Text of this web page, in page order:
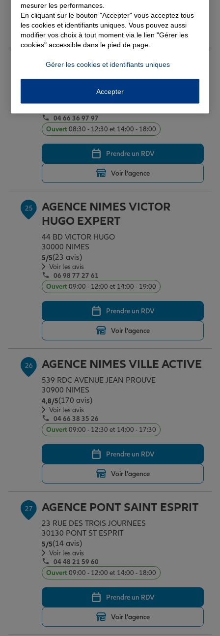
Voir l'agence
AGENCE NIMES POMPIDOU
35 AV FRANKLIN ROOSEVELT
30014 NIMES CEDEX 1
04 66 36 97 97
Ouvert08:30 - 12:30 et 14:00 - 18:00
Prendre un RDV
Voir l'agence
25
AGENCE NIMES VICTOR
HUGO EXPERT
44 BD VICTOR HUGO
30000 NIMES
5/5Note de 5 sur 5
(23 avis)
Voir les avis
06 98 77 27 61
Ouvert09:00 - 12:00 et 14:00 - 19:00
Prendre un RDV
Voir l'agence
26 AGENCE NIMES VILLE ACTIVE
539 RDC AVENUE JEAN PROUVE
30900 NIMES
4,8/5Note de 4.8 sur 5
(170 avis)
Voir les avis
04 66 38 35 26
Ouvert09:00 - 12:30 et 14:00 - 17:30
Prendre un RDV
Voir l'agence
27 AGENCE PONT SAINT ESPRIT
23 RUE DES TROIS JOURNEES
30130 PONT ST ESPRIT
5/5Note de 5 sur 5
(14 avis)
Voir les avis
04 48 21 59 60
Ouvert09:00 - 12:00 et 14:00 - 18:00
Prendre un RDV
Voir l'agence
mesurer les performances.
En cliquant sur le bouton "Accepter" vous acceptez tous
les cookies et identifiants uniques. Vous pouvez aussi
modifier vos choix à tout moment via le lien "Gérer les
cookies" accessible dans le pied de page.
Gérer les cookies et identifiants uniques
Accepter